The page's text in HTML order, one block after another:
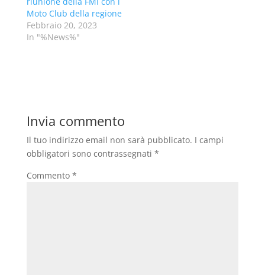
Moto Club della regione
Febbraio 20, 2023
In "%News%"
Invia commento
Il tuo indirizzo email non sarà pubblicato. I campi
obbligatori sono contrassegnati *
Commento *